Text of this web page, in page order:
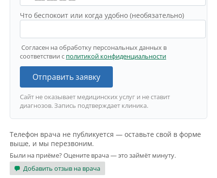
Что беспокоит или когда удобно (необязательно)
Согласен на обработку персональных данных в
соответствии с политикой конфиденциальности
Отправить заявку
Сайт не оказывает медицинских услуг и не ставит
диагнозов. Запись подтверждает клиника.
Телефон врача не публикуется — оставьте свой в форме
выше, и мы перезвоним.
Были на приёме? Оцените врача — это займёт минуту.
Добавить отзыв на врача